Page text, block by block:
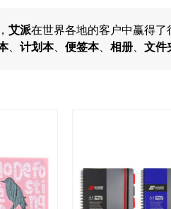
， 艾派在世界各地的客户中赢得
、 计划本、 便签本、 相册、 文件